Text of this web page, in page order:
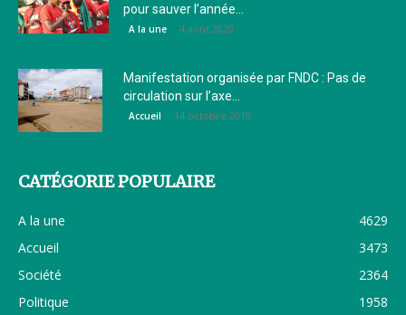
pour sauver l’année...
A la une 4 août 2020
Manifestation organisée par FNDC : Pas de
circulation sur l’axe...
Accueil 14 octobre 2019
CATÉGORIE POPULAIRE
A la une
4629
Accueil
3473
Société
2364
Politique
1958